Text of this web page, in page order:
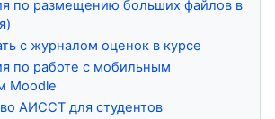
по размещению больших файлов в
с журналом оценок в курсе
по работе с мобильным
Moodle
АИССТ для студентов